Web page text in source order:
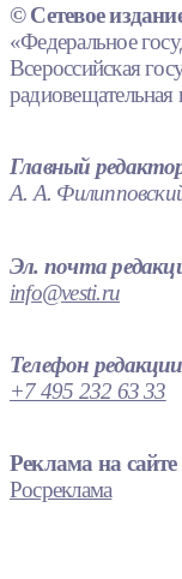
© Сетевое
«Федеральное
Всероссийская
Главный
А. А.
Эл. почта
info@vesti.ru
Телефон редакции
+7 495 232 63 33
Реклама на сайте
Росреклама